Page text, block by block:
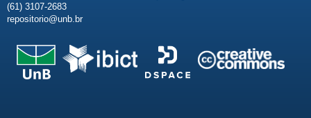
(61) 3107-2683
repositorio@unb.br